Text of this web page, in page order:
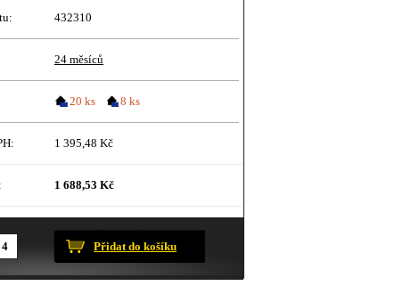
432310
24 měsíců
20 ks 8 ks
1 395,48 Kč
1 688,53 Kč
Přidat do košíku